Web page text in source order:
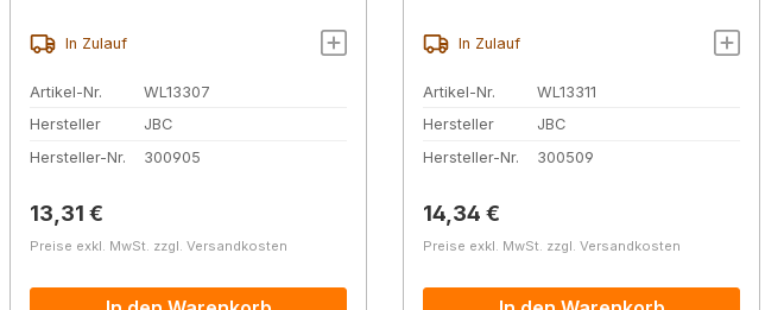
In Zulauf
Artikel-Nr.
WL13307
Hersteller
JBC
Hersteller-Nr.
300905
Regulärer Preis:
13,31 €
Preise exkl. MwSt. zzgl. Versandkosten
In Zulauf
Artikel-Nr.
WL13311
Hersteller
JBC
Hersteller-Nr.
300509
Regulärer Preis:
14,34 €
Preise exkl. MwSt. zzgl. Versandkosten